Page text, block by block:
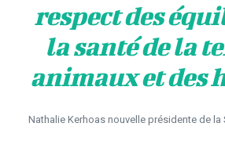
respect des
la santé de la
animaux et des
Nathalie Kerhoas nouvelle présidente de la